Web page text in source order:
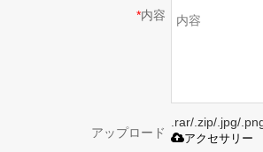
*内容
アップロード
.rar/.zip/.jpg/
アクセサリー